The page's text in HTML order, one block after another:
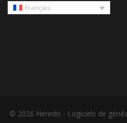
Français
© 2026 Heredis - Logiciels de